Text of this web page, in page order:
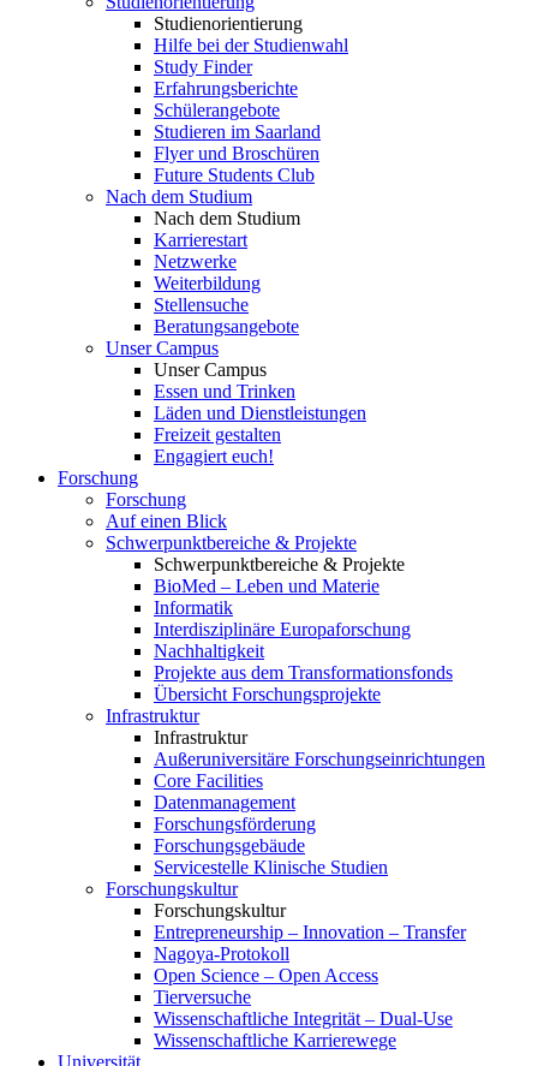
Studienorientierung
Hilfe bei der Studienwahl
Study Finder
Erfahrungsberichte
Schülerangebote
Studieren im Saarland
Flyer und Broschüren
Future Students Club
Nach dem Studium
Nach dem Studium
Karrierestart
Netzwerke
Weiterbildung
Stellensuche
Beratungsangebote
Unser Campus
Unser Campus
Essen und Trinken
Läden und Dienstleistungen
Freizeit gestalten
Engagiert euch!
Forschung
Forschung
Auf einen Blick
Schwerpunktbereiche & Projekte
Schwerpunktbereiche & Projekte
BioMed – Leben und Materie
Informatik
Interdisziplinäre Europaforschung
Nachhaltigkeit
Projekte aus dem Transformationsfonds
Übersicht Forschungsprojekte
Infrastruktur
Infrastruktur
Außeruniversitäre Forschungseinrichtungen
Core Facilities
Datenmanagement
Forschungsförderung
Forschungsgebäude
Servicestelle Klinische Studien
Forschungskultur
Forschungskultur
Entrepreneurship – Innovation – Transfer
Nagoya-Protokoll
Open Science – Open Access
Tierversuche
Wissenschaftliche Integrität – Dual-Use
Wissenschaftliche Karrierewege
Universität